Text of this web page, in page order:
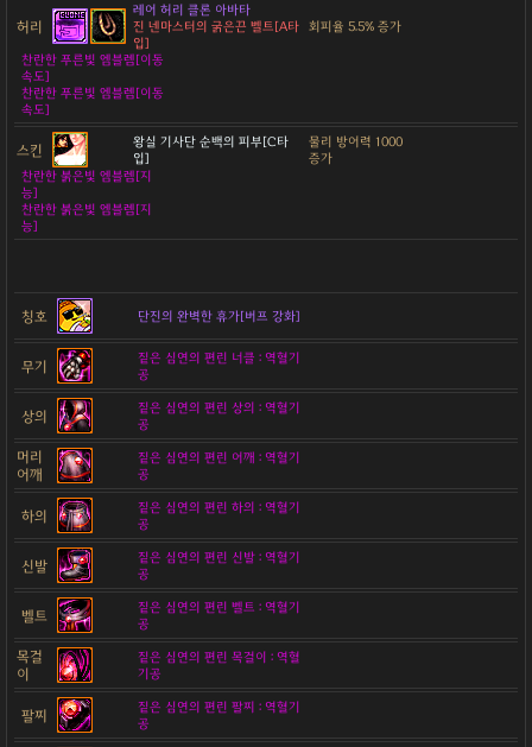
허리
레어 허리 클론 아바타
진 넨마스터의 굵은끈 벨트[A타
입]
회피율 5.5% 증가
찬란한 푸른빛 엠블렘[이동
속도]
찬란한 푸른빛 엠블렘[이동
속도]
스킨
왕실 기사단 순백의 피부[C타
입]
물리 방어력 1000
증가
찬란한 붉은빛 엠블렘[지
능]
찬란한 붉은빛 엠블렘[지
능]
칭호 단진의 완벽한 휴가[버프 강화]
무기
짙은 심연의 편린 너클 : 역혈기
공
상의
짙은 심연의 편린 상의 : 역혈기
공
머리
어깨
짙은 심연의 편린 어깨 : 역혈기
공
하의
짙은 심연의 편린 하의 : 역혈기
공
신발
짙은 심연의 편린 신발 : 역혈기
공
벨트
짙은 심연의 편린 벨트 : 역혈기
공
목걸
이
짙은 심연의 편린 목걸이 : 역혈
기공
팔찌
짙은 심연의 편린 팔찌 : 역혈기
공